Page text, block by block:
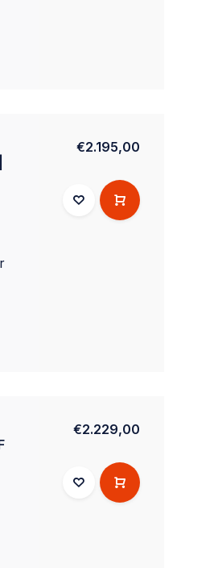
€2.195,00
€2.229,00